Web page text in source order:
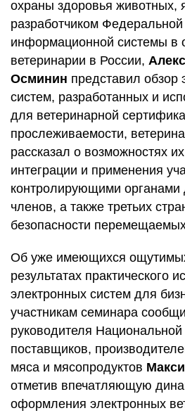
охраны здоровья животных,
разработчиком Федеральной
информационной системы в
ветеринарии в России,
Осминин представил обзор
систем, разработанных и
для ветеринарной
прослеживаемости,
рассказал о возможностях
интеграции и применения
контролирующими органами
членов, а также третьих
безопасности
Об уже имеющихся
результатах практического
электронных систем для
участникам семинара
руководителя
поставщиков,
мяса и мясопродуктов
отметив впечатляющую
оформления электронных